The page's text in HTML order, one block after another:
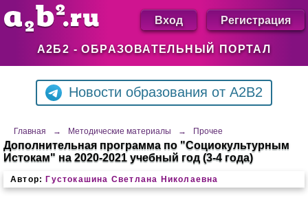
А2Б2 - ОБРАЗОВАТЕЛЬНЫЙ ПОРТАЛ
Вход Регистрация
Новости образования от A2B2
Главная → Методические материалы → Прочее
Дополнительная программа по "Социокультурным
Истокам" на 2020-2021 учебный год (3-4 года)
Автор: Густокашина Светлана Николаевна